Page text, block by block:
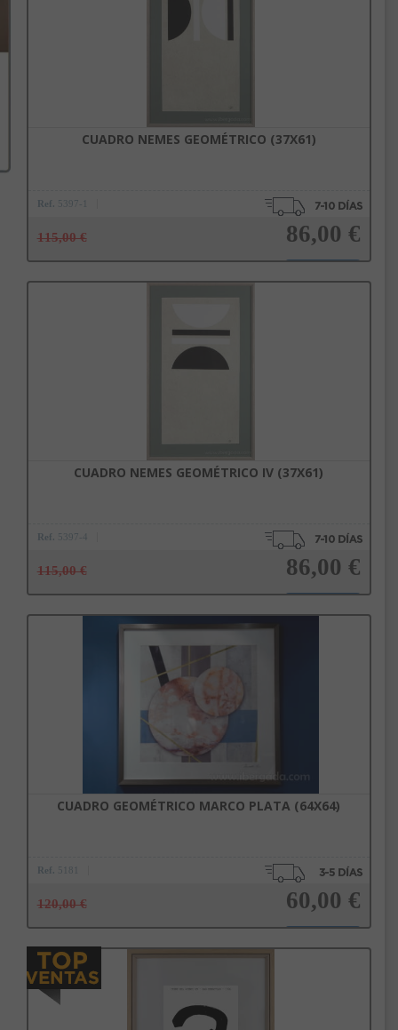
CUADRO NEMES GEOMÉTRICO (37X61)
Ref. 5397-1
115,00 € 86,00 €
CUADRO NEMES GEOMÉTRICO IV (37X61)
Ref. 5397-4
115,00 € 86,00 €
CUADRO GEOMÉTRICO MARCO PLATA (64X64)
Ref. 5181
120,00 € 60,00 €